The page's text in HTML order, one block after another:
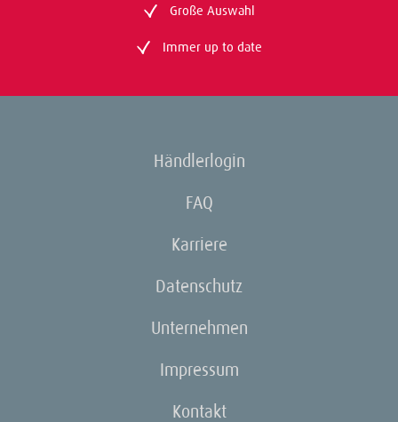
Große Auswahl
Immer up to date
Händlerlogin
FAQ
Karriere
Datenschutz
Unternehmen
Impressum
Kontakt